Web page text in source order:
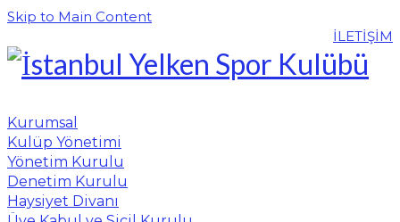
Skip to Main Content
İLETİŞİM
Kurumsal
Kulüp Yönetimi
Yönetim Kurulu
Denetim Kurulu
Haysiyet Divanı